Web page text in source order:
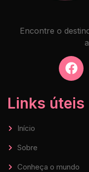
Encontre o
Links úteis
Início
Sobre
Conheça o mundo